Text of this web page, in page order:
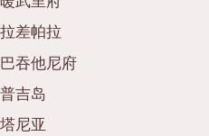
拉玛四世
其他
拉差帕拉
巴吞他尼府
普吉岛
塔尼亚